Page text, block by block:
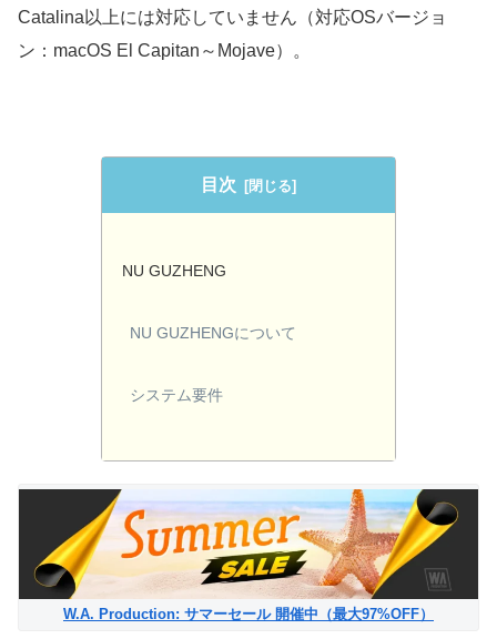
Catalina以上には対応していません（対応OSバージョ
ン：macOS El Capitan～Mojave）。
目次
NU GUZHENG
NU GUZHENGについて
システム要件
W.A. Production: サマーセール 開催中（最大97%OFF）